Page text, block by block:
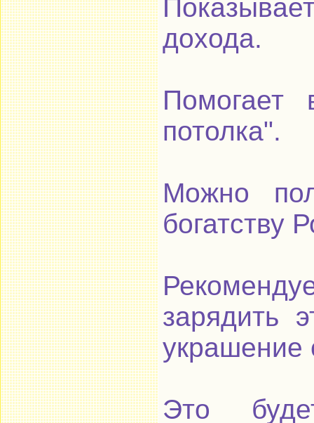
дохода.
Помогает
потолка".
Можно
богатству
зарядить
украшение
Это